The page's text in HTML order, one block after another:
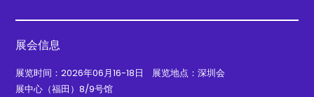
展会信息
展览时间：2026年06月16-18日 展览地点：深圳会
展中心（福田）8/9号馆